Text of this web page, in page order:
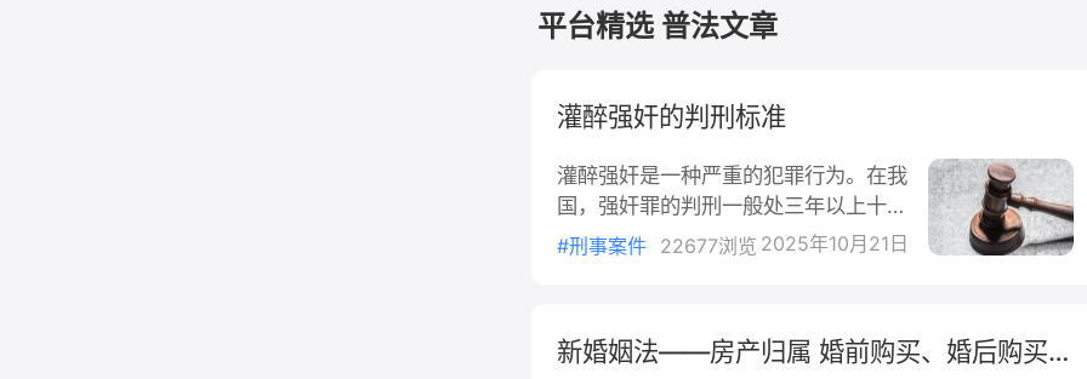
经询，王女士主张涉案合同于2024年7月22日解
士主张损失计算方式是2024年4月至5月空置房屋损失
及5月之后的房屋预期收益。
法院经审理认为，资产管理服务合同主要内容是王
女士将其所有涉案房屋交由蓝天公司出租管理，由蓝天
公司以实际出租情况及获得租金情况，向王女士支付资
虽然王女士要求继续履行合同，但蓝天公司多次表
平台精选 普法文章
灌醉强奸的判刑标准
灌醉强奸是一种严重的犯罪行为。在我
国，强奸罪的判刑一般处三年以上十年
以下有期徒刑。若存在强奸妇女、奸淫
妇女意志的犯罪行为，会依据强奸罪的
#刑事案件 22677浏览 2025年10月21日
新婚姻法——房产归属 婚前购买、婚后购买、父母出资等情景